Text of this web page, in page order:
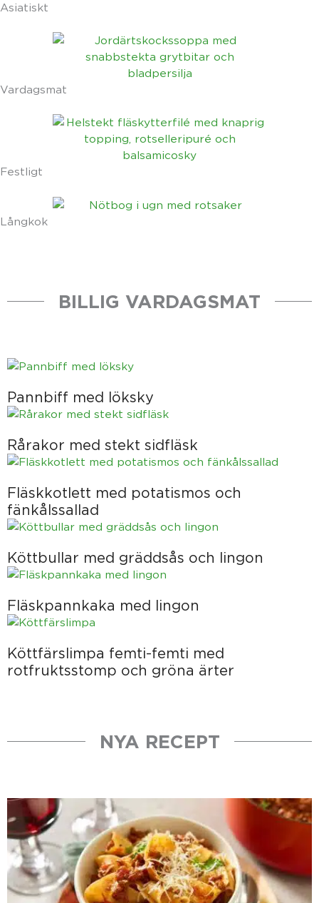
Asiatiskt
Vardagsmat
Festligt
Långkok
BILLIG VARDAGSMAT
Pannbiff med löksky
Rårakor med stekt sidfläsk
Fläskkotlett med potatismos och
fänkålssallad
Köttbullar med gräddsås och lingon
Fläskpannkaka med lingon
Köttfärslimpa femti-femti med
rotfruktsstomp och gröna ärter
NYA RECEPT
Sida
Sida
Sida